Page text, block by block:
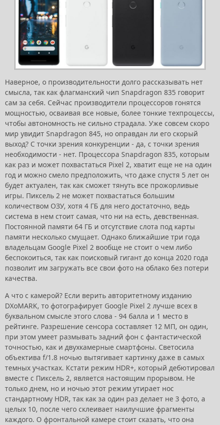
Наверное, о производительности долго рассказывать нет
смысла, так как флагманский чип Snapdragon 835 говорит
сам за себя. Сейчас производители процессоров гонятся
мощностью, осваивая все новые, более тонкие техпроцессы,
чтобы автономность не сильно страдала. Уже совсем скоро
мир увидит Snapdragon 845, но оправдан ли его скорый
выход? С точки зрения конкуренции - да, с точки зрения
необходимости - нет. Процессора Snapdragon 835, которым
как раз и может похвастаться Pixel 2, хватит еще не на один
год и можно смело предположить, что даже спустя 5 лет он
будет актуален, так как сможет тянуть все прожорливые
игры. Пиксель 2 не может похвастаться большим
количеством ОЗУ, хотя 4 ГБ для него достаточно, ведь
система в нем стоит самая, что ни на есть, девственная.
Постоянной памяти 64 ГБ и отсутствие слота под карты
памяти несколько смущает. Однако ближайшие три года
владельцам Google Pixel 2 вообще не стоит о чем либо
беспокоиться, так как поисковый гигант до конца 2020 года
позволит им загружать все свои фото на облако без потери
качества.
А что с камерой? Если верить авторитетному изданию
DXoMARK, то фотографирует Google Pixel 2 лучше всех в
буквальном смысле этого слова - 94 балла и 1 место в
рейтинге. Разрешение сенсора составляет 12 МП, он один,
при этом умеет размывать задний фон с фантастической
точностью, как и двухкамерные смартфоны. Светосила
объектива f/1.8 ночью вытягивает картинку даже в самых
темных участках. Кстати режим HDR+, который дебютировал
вместе с Пиксель 2, является настоящим прорывом. Не
только днем, но и ночью этот режим утирает нос
стандартному HDR, так как за один раз делает не 3 фото, а
целых 10, после чего склеивает наилучшие фрагменты
каждого. О фронтальной камере стоит сказать, что она